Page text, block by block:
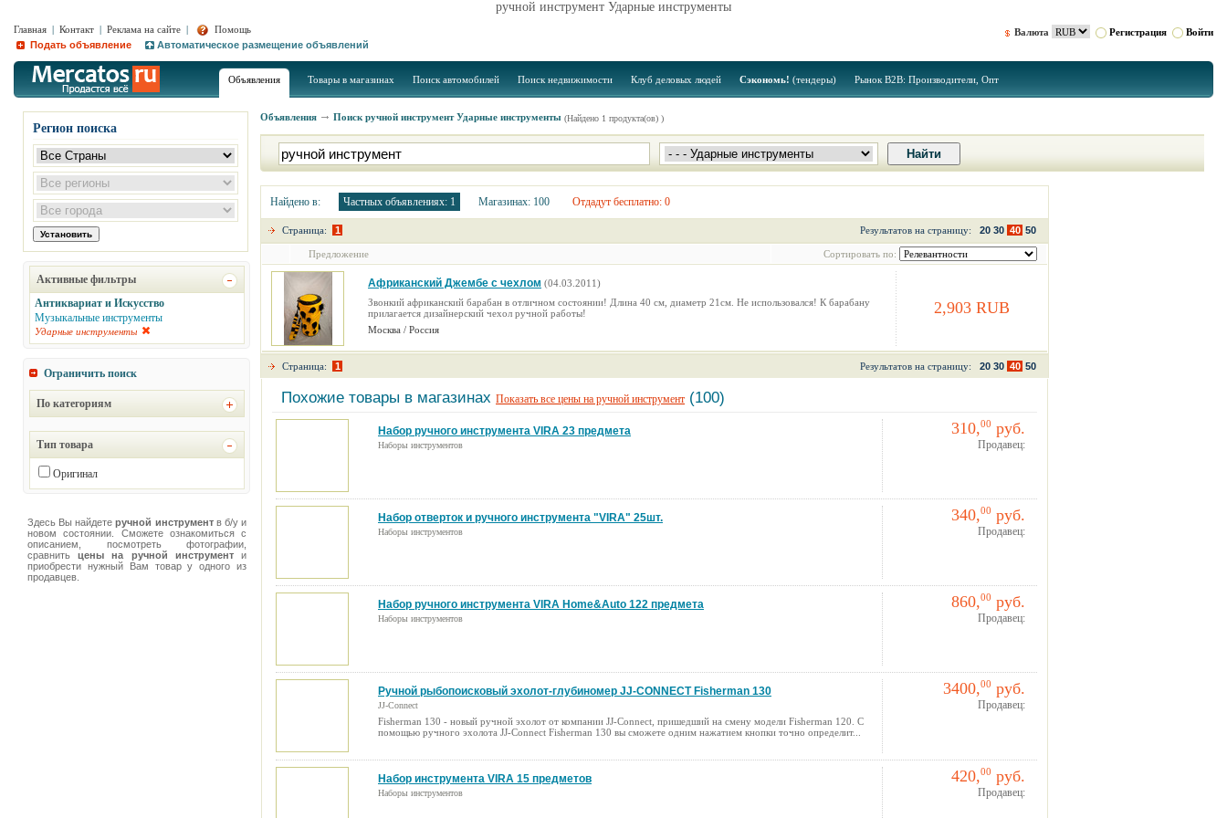
ручной инструмент Ударные инструменты
Главная | Контакт | Реклама на сайте |
Помощь
Подать объявление
Автоматическое размещение объявлений
Валюта Регистрация Войти
Объявления Товары в магазинах Поиск автомобилей Поиск недвижимости Клуб деловых людей Сэкономь! (тендеры) Рынок B2B: Производители, Опт
Регион поиска
Активные фильтры
Антиквариат и Искусство
Музыкальные инструменты
Ударные инструменты
Ограничить поиск
По категориям
Тип товара
Оригинал
Здесь Вы найдетеручной инструментв б/у и
новом состоянии. Сможете ознакомиться с
описанием, посмотреть фотографии,
сравнитьцены на ручной инструменти
приобрести нужный Вам товар у одного из
продавцев.
Объявления Поиск ручной инструмент Ударные инструменты (Найдено 1 продукта(ов) )
Найдено в: Частных объявлениях: 1 Магазинах: 100 Отдадут бесплатно: 0
Страница: 1 Результатов на страницу: 20 30 40 50
Предложение Сортировать по:
Африканский Джембе с чехлом (04.03.2011)
Звонкий африканский барабан в отличном состоянии! Длина 40 см, диаметр 21см. Не использовался! К барабану
прилагается дизайнерский чехол ручной работы!
Москва / Россия
2,903 RUB
Страница: 1 Результатов на страницу: 20 30 40 50
Похожие товары в магазинах Показать все цены на ручной инструмент (100)
Набор ручного инструмента VIRA 23 предмета
Наборы инструментов
310,00 руб.
Продавец:
Набор отверток и ручного инструмента "VIRA" 25шт.
Наборы инструментов
340,00 руб.
Продавец:
Набор ручного инструмента VIRA Home&Auto 122 предмета
Наборы инструментов
860,00 руб.
Продавец:
Ручной рыбопоисковый эхолот-глубиномер JJ-CONNECT Fisherman 130
JJ-Connect
Fisherman 130 - новый ручной эхолот от компании JJ-Connect, пришедший на смену модели Fisherman 120. С
помощью ручного эхолота JJ-Connect Fisherman 130 вы сможете одним нажатием кнопки точно определит...
3400,00 руб.
Продавец:
Набор инструмента VIRA 15 предметов
Наборы инструментов
420,00 руб.
Продавец: